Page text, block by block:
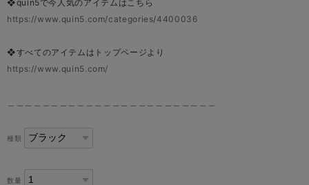
❖quin5で今人気のアイテムはこちら
https://www.quin5.com/categories/4400036
❖すべてのアイテムはトップページより
https://www.quin5.com/
種類
数量